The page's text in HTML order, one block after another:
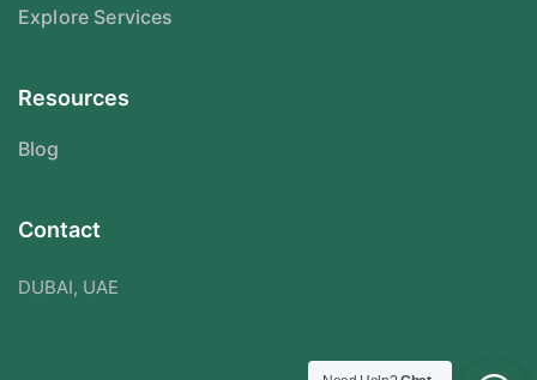
Explore Services
Resources
Blog
Contact
DUBAI, UAE